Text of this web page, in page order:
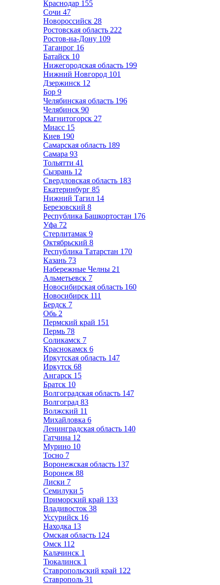
Краснодар 155
Сочи 47
Новороссийск 28
Ростовская область 222
Ростов-на-Дону 109
Таганрог 16
Батайск 10
Нижегородская область 199
Нижний Новгород 101
Дзержинск 12
Бор 9
Челябинская область 196
Челябинск 90
Магнитогорск 27
Миасс 15
Киев 190
Самарская область 189
Самара 93
Тольятти 41
Сызрань 12
Свердловская область 183
Екатеринбург 85
Нижний Тагил 14
Березовский 8
Республика Башкортостан 176
Уфа 72
Стерлитамак 9
Октябрьский 8
Республика Татарстан 170
Казань 73
Набережные Челны 21
Альметьевск 7
Новосибирская область 160
Новосибирск 111
Бердск 7
Обь 2
Пермский край 151
Пермь 78
Соликамск 7
Краснокамск 6
Иркутская область 147
Иркутск 68
Ангарск 15
Братск 10
Волгоградская область 147
Волгоград 83
Волжский 11
Михайловка 6
Ленинградская область 140
Гатчина 12
Мурино 10
Тосно 7
Воронежская область 137
Воронеж 88
Лиски 7
Семилуки 5
Приморский край 133
Владивосток 38
Уссурийск 16
Находка 13
Омская область 124
Омск 112
Калачинск 1
Тюкалинск 1
Ставропольский край 122
Ставрополь 31